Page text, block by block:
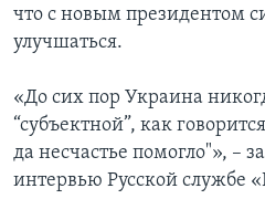
что с новым президентом
улучшаться.
«До сих пор Украина
“субъектной”, как
да несчастье помогло"», –
интервью Русской службе